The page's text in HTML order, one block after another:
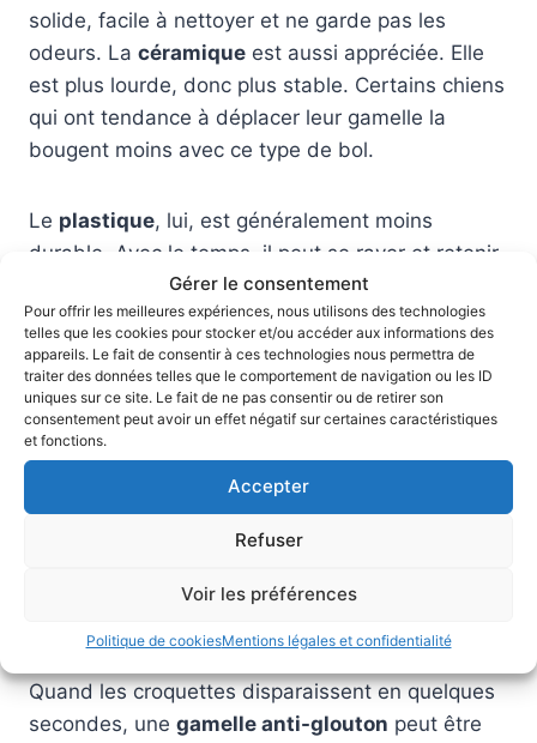
Gérer le consentement
Pour offrir les meilleures expériences, nous utilisons des technologies
telles que les cookies pour stocker et/ou accéder aux informations des
appareils. Le fait de consentir à ces technologies nous permettra de
traiter des données telles que le comportement de navigation ou les ID
uniques sur ce site. Le fait de ne pas consentir ou de retirer son
consentement peut avoir un effet négatif sur certaines caractéristiques
et fonctions.
Accepter
Refuser
Voir les préférences
Politique de cookiesMentions légales et confidentialité
solide, facile à nettoyer et ne garde pas les
odeurs. La céramique est aussi appréciée. Elle
est plus lourde, donc plus stable. Certains chiens
qui ont tendance à déplacer leur gamelle la
bougent moins avec ce type de bol.
Le plastique, lui, est généralement moins
durable. Avec le temps, il peut se rayer et retenir
Pour un usage quotidien, l’inox ou la céramique
restent souvent les options les plus pratiques.
Faut-il une gamelle anti-
Certains Cairn Terrier mangent très vite. Cela
Quand les croquettes disparaissent en quelques
secondes, une gamelle anti-glouton peut être